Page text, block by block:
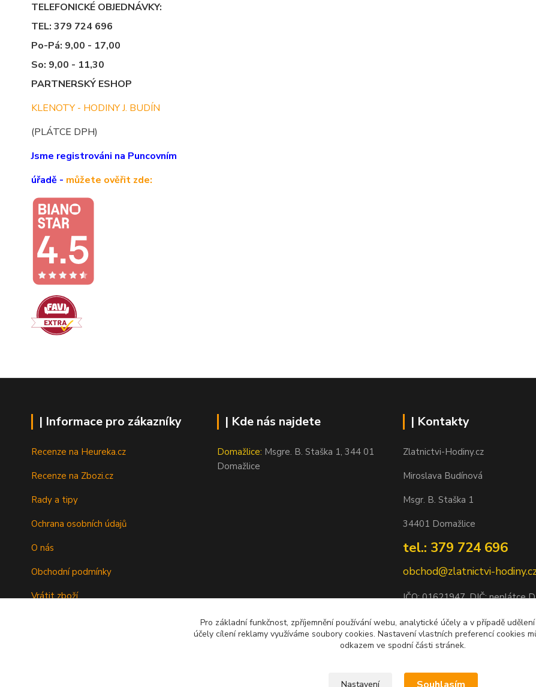
TELEFONICKÉ OBJEDNÁVKY:
TEL: 379 724 696
Po-Pá: 9,00 - 17,00
So: 9,00 - 11,30
PARTNERSKÝ ESHOP
KLENOTY - HODINY J. BUDÍN
(PLÁTCE DPH)
Jsme registrováni na Puncovním
úřadě - můžete ověřit zde:
| Informace pro zákazníky
Recenze na Heureka.cz
Recenze na Zbozi.cz
Rady a tipy
Ochrana osobních údajů
O nás
Obchodní podmínky
Vrátit zboží
| Kde nás najdete
Domažlice: Msgre. B. Staška 1, 344 01
Domažlice
| Kontakty
Zlatnictvi-Hodiny.cz
Miroslava Budínová
Msgr. B. Staška 1
34401 Domažlice
tel.: 379 724 696
obchod@zlatnictvi-
IČO: 01621947, DIČ: neplátce
Bankovní spojení: 2500452838/
Pro základní funkčnost, zpříjemnění používání webu, analytické účely a v případě
účely cílení reklamy využíváme soubory cookies. Nastavení vlastních preferencí cookies
odkazem ve spodní části stránek.
Nastavení